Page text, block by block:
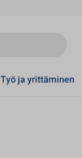
Työ ja yrittäminen